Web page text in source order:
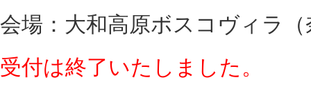
会場：大和高原ボスコヴィラ（
受付は終了いたしました。